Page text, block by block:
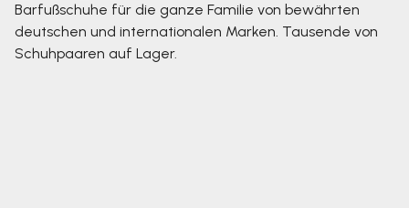
Barfußschuhe für die ganze Familie von bewährten
deutschen und internationalen Marken. Tausende von
Schuhpaaren auf Lager.